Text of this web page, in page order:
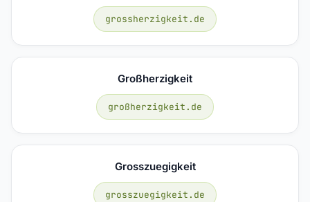
grossherzigkeit.de
Großherzigkeit
großherzigkeit.de
Grosszuegigkeit
grosszuegigkeit.de